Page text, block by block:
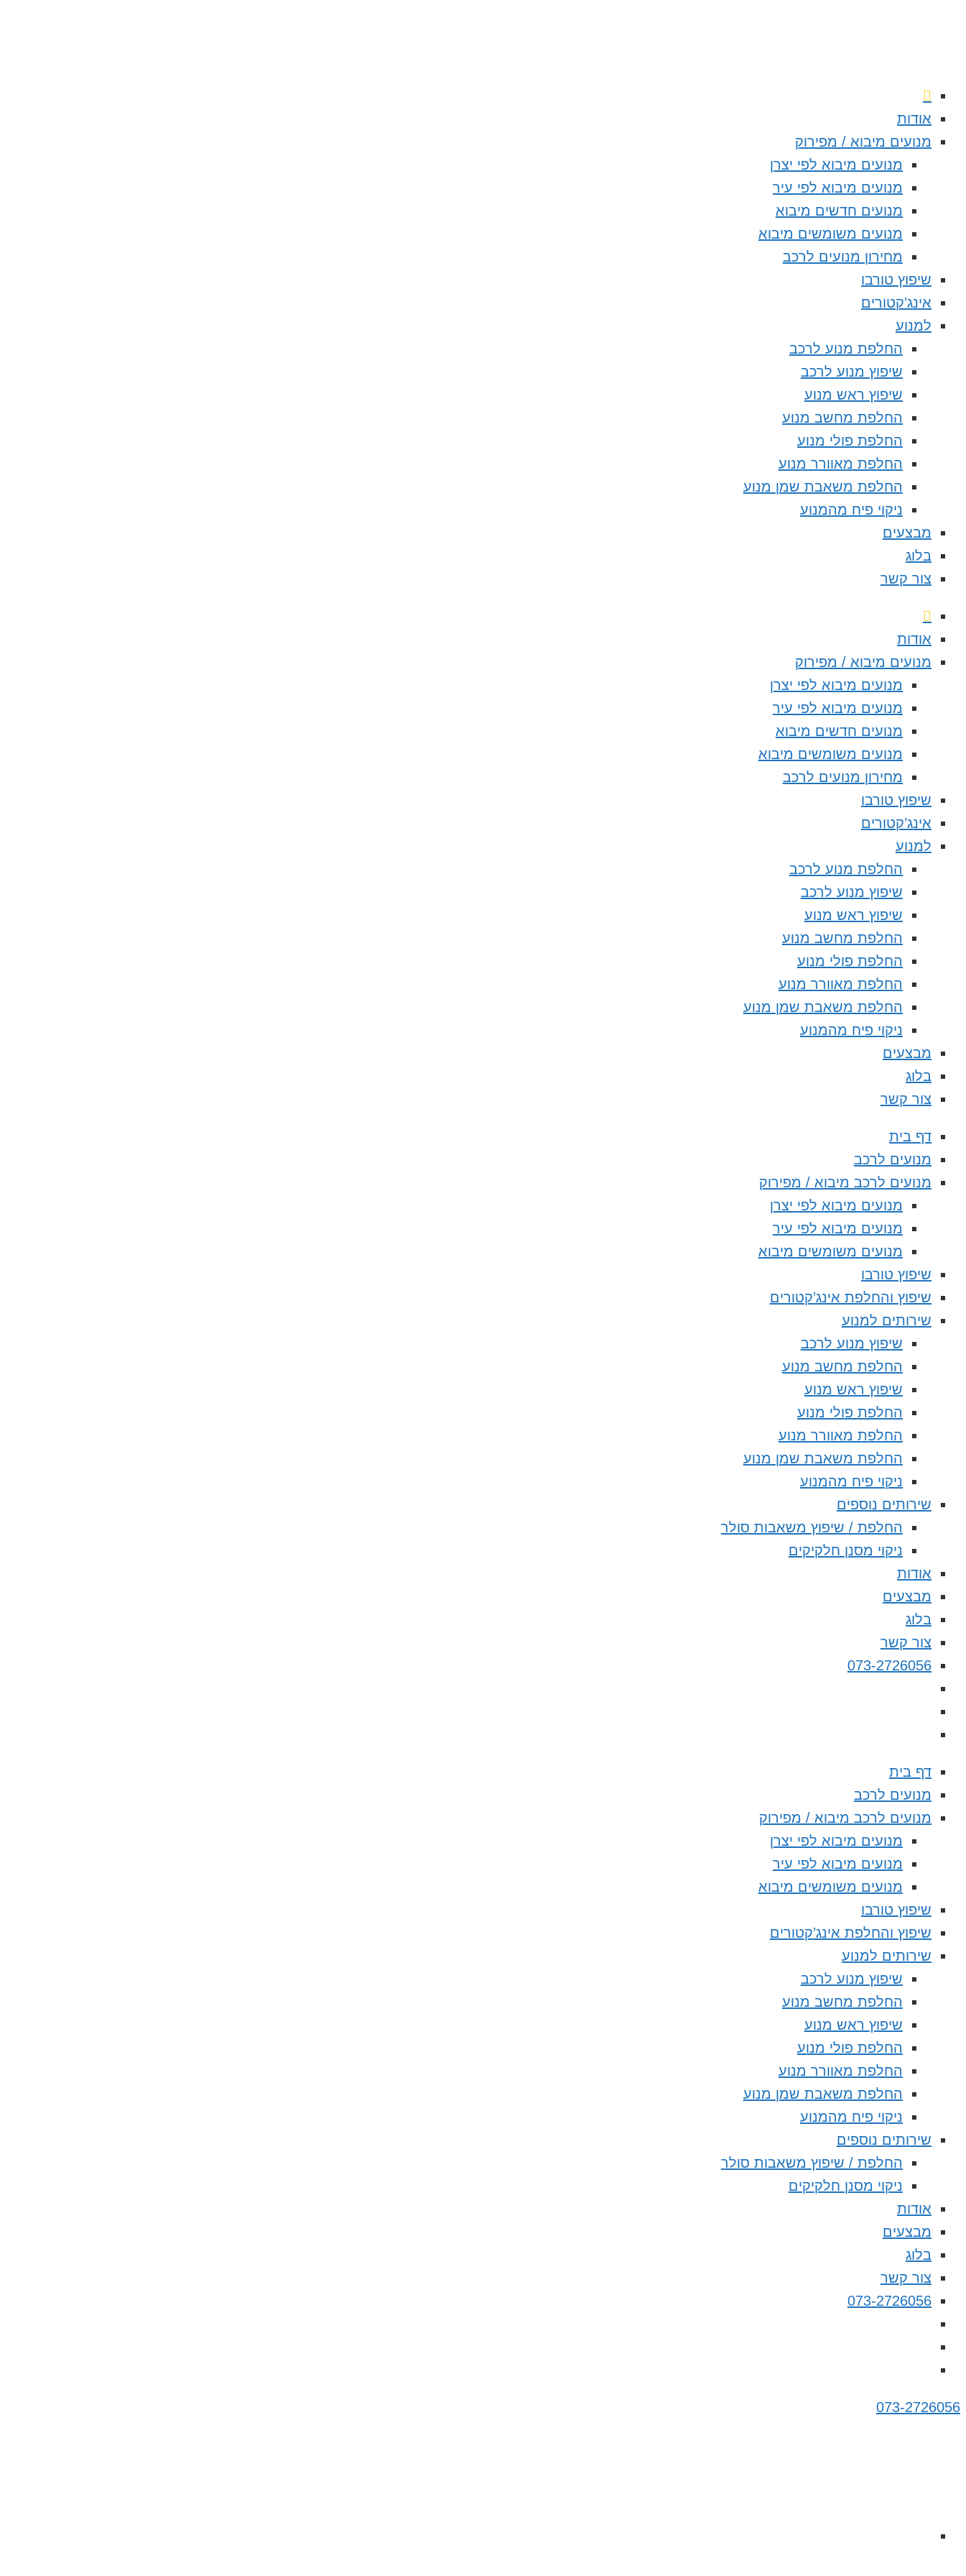
אודות
מנועים מיבוא / מפירוק
מנועים מיבוא לפי יצרן
מנועים מיבוא לפי עיר
מנועים חדשים מיבוא
מנועים משומשים מיבוא
מחירון מנועים לרכב
שיפוץ טורבו
אינג’קטורים
למנוע
החלפת מנוע לרכב
שיפוץ מנוע לרכב
שיפוץ ראש מנוע
החלפת מחשב מנוע
החלפת פולי מנוע
החלפת מאוורר מנוע
החלפת משאבת שמן מנוע
ניקוי פיח מהמנוע
מבצעים
בלוג
צור קשר
אודות
מנועים מיבוא / מפירוק
מנועים מיבוא לפי יצרן
מנועים מיבוא לפי עיר
מנועים חדשים מיבוא
מנועים משומשים מיבוא
מחירון מנועים לרכב
שיפוץ טורבו
אינג’קטורים
למנוע
החלפת מנוע לרכב
שיפוץ מנוע לרכב
שיפוץ ראש מנוע
החלפת מחשב מנוע
החלפת פולי מנוע
החלפת מאוורר מנוע
החלפת משאבת שמן מנוע
ניקוי פיח מהמנוע
מבצעים
בלוג
צור קשר
דף בית
מנועים לרכב
מנועים לרכב מיבוא / מפירוק
מנועים מיבוא לפי יצרן
מנועים מיבוא לפי עיר
מנועים משומשים מיבוא
שיפוץ טורבו
שיפוץ והחלפת אינג’קטורים
שירותים למנוע
שיפוץ מנוע לרכב
החלפת מחשב מנוע
שיפוץ ראש מנוע
החלפת פולי מנוע
החלפת מאוורר מנוע
החלפת משאבת שמן מנוע
ניקוי פיח מהמנוע
שירותים נוספים
החלפת / שיפוץ משאבות סולר
ניקוי מסנן חלקיקים
אודות
מבצעים
בלוג
צור קשר
073-2726056
דף בית
מנועים לרכב
מנועים לרכב מיבוא / מפירוק
מנועים מיבוא לפי יצרן
מנועים מיבוא לפי עיר
מנועים משומשים מיבוא
שיפוץ טורבו
שיפוץ והחלפת אינג’קטורים
שירותים למנוע
שיפוץ מנוע לרכב
החלפת מחשב מנוע
שיפוץ ראש מנוע
החלפת פולי מנוע
החלפת מאוורר מנוע
החלפת משאבת שמן מנוע
ניקוי פיח מהמנוע
שירותים נוספים
החלפת / שיפוץ משאבות סולר
ניקוי מסנן חלקיקים
אודות
מבצעים
בלוג
צור קשר
073-2726056
073-2726056